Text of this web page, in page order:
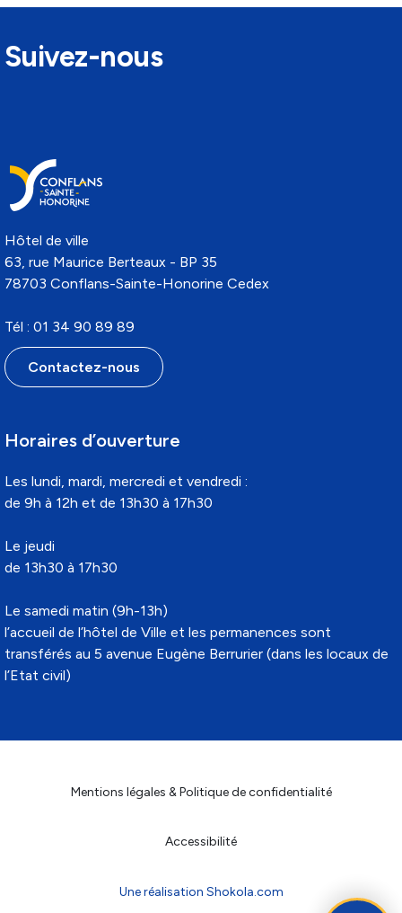
Suivez-nous
Hôtel de ville
63, rue Maurice Berteaux - BP 35
78703 Conflans-Sainte-Honorine Cedex
Tél : 01 34 90 89 89
Contactez-nous
Horaires d’ouverture
Les lundi, mardi, mercredi et vendredi :
de 9h à 12h et de 13h30 à 17h30
Le jeudi
de 13h30 à 17h30
Le samedi matin (9h-13h)
l’accueil de l’hôtel de Ville et les permanences sont
transférés au 5 avenue Eugène Berrurier (dans les locaux de
l’Etat civil)
Mentions légales & Politique de confidentialité
Accessibilité
Une réalisation Shokola.com